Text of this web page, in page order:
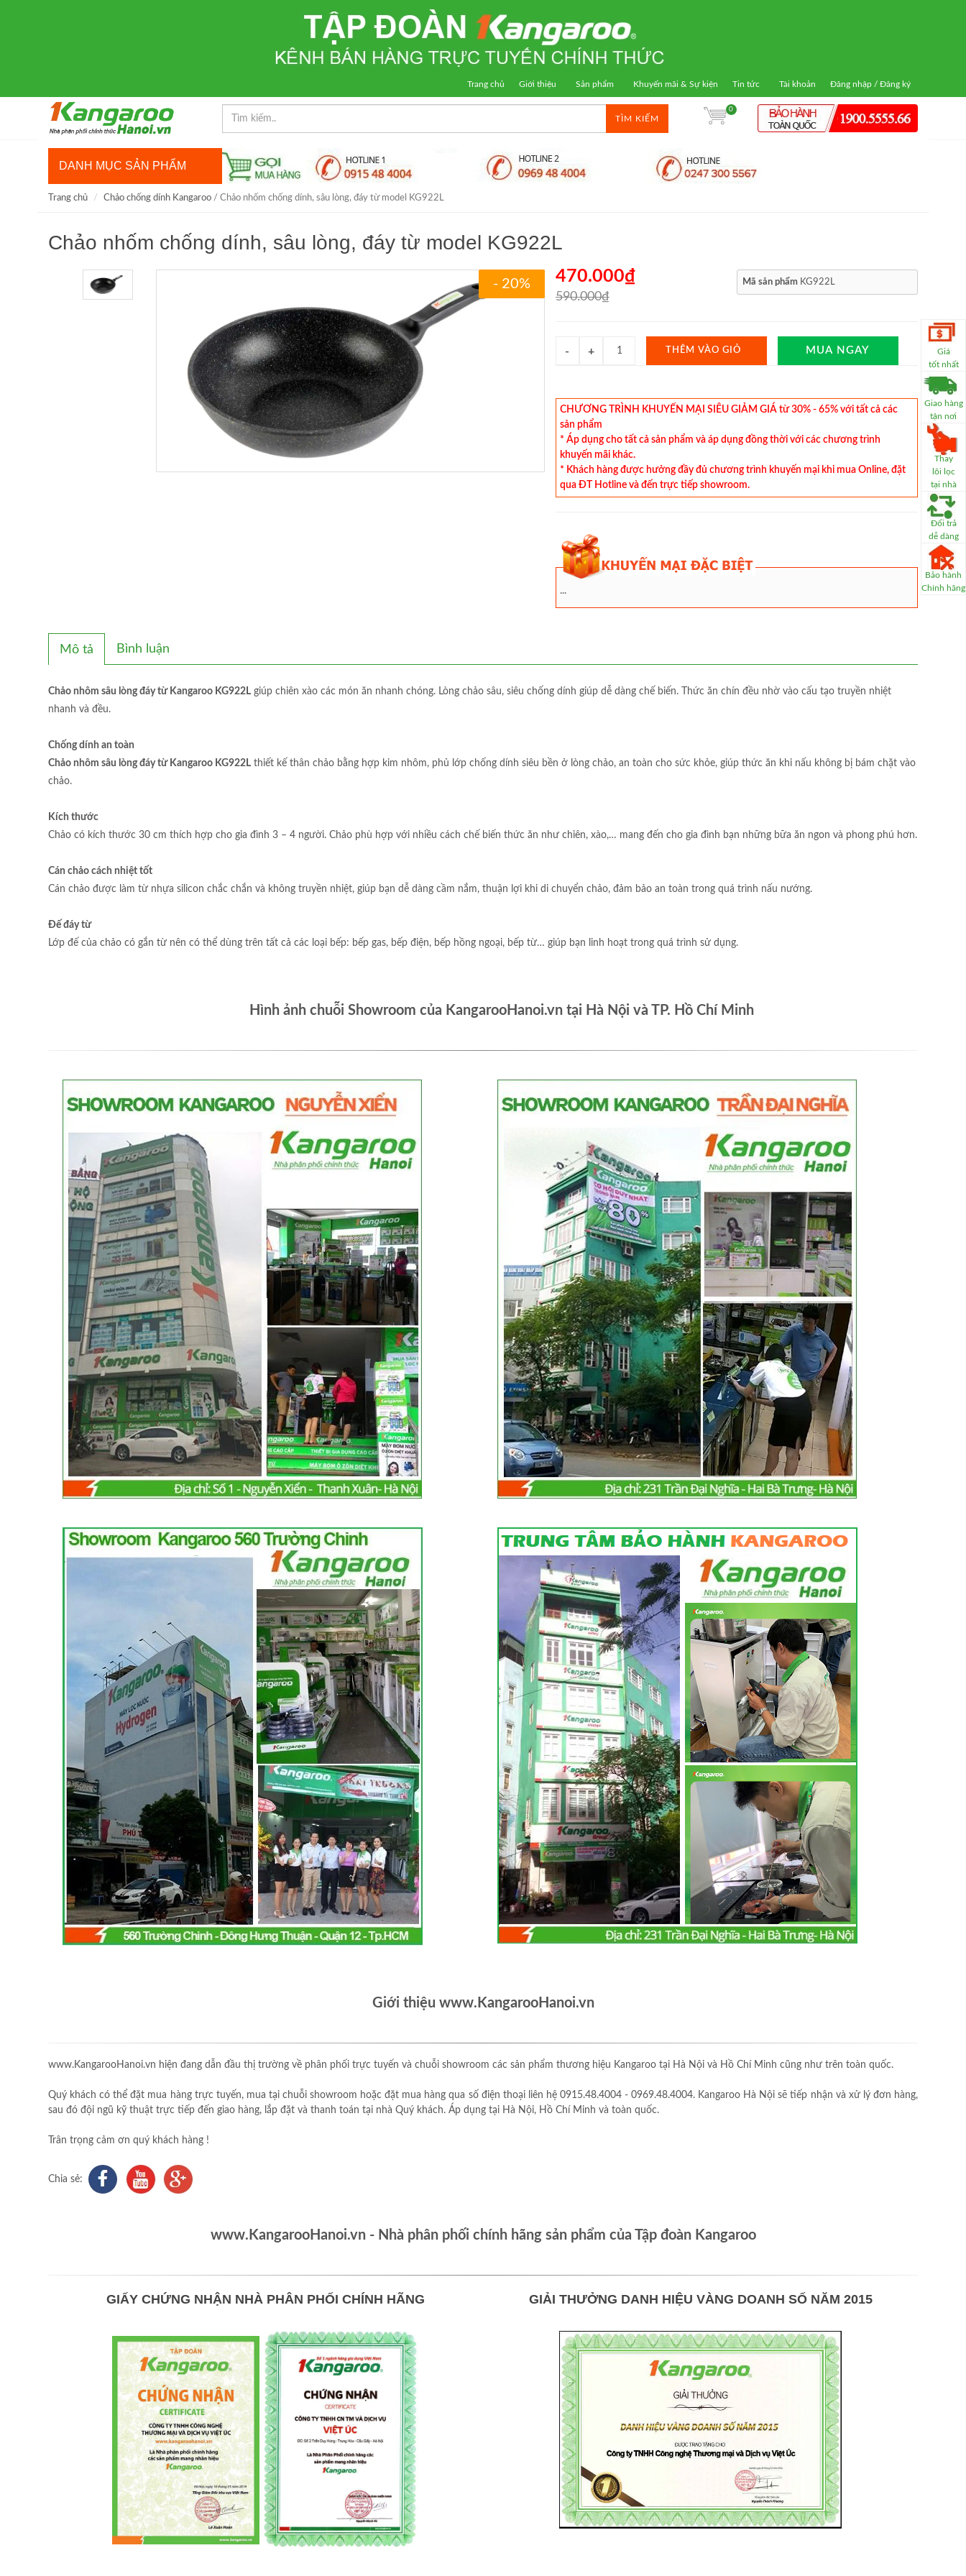
Giá
tốt nhất
Giao hàng
tận nơi
Thay
lõi lọc
tại nhà
Đổi trả
dễ dàng
Bảo hành
Chính hãng
Trang chủ Giới thiệu Sản phẩm Khuyến mãi & Sự kiện Tin tức Tài khoản Đăng nhập / Đăng ký
TÌM KIẾM
0
DANH MỤC SẢN PHẨM
Trang chủ Chảo chống dính Kangaroo / Chảo nhốm chống dính, sâu lòng, đáy từ model KG922L
Chảo nhốm chống dính, sâu lòng, đáy từ model KG922L
- 20% 470.000₫
590.000₫
Mã sản phẩm KG922L
THÊM VÀO GIỎ MUA NGAY
CHƯƠNG TRÌNH KHUYẾN MẠI SIÊU GIẢM GIÁ từ 30% - 65% với tất cả các
sản phẩm
* Áp dụng cho tất cả sản phẩm và áp dụng đồng thời với các chương trình
khuyến mãi khác.
* Khách hàng được hưởng đầy đủ chương trình khuyến mại khi mua Online, đặt
qua ĐT Hotline và đến trực tiếp showroom.
...
Mô tả Bình luận
Chảo nhôm sâu lòng đáy từ Kangaroo KG922L giúp chiên xào các món ăn nhanh chóng. Lòng chảo sâu, siêu chống dính giúp dễ dàng chế biến. Thức ăn chín đều nhờ vào cấu tạo truyền nhiệt
nhanh và đều.
Chống dính an toàn
Chảo nhôm sâu lòng đáy từ Kangaroo KG922L thiết kế thân chảo bằng hợp kim nhôm, phủ lớp chống dính siêu bền ở lòng chảo, an toàn cho sức khỏe, giúp thức ăn khi nấu không bị bám chặt vào
chảo.
Kích thước
Chảo có kích thước 30 cm thích hợp cho gia đình 3 – 4 người. Chảo phù hợp với nhiều cách chế biến thức ăn như chiên, xào,… mang đến cho gia đình bạn những bữa ăn ngon và phong phú hơn.
Cán chảo cách nhiệt tốt
Cán chảo được làm từ nhựa silicon chắc chắn và không truyền nhiệt, giúp bạn dễ dàng cầm nắm, thuận lợi khi di chuyển chảo, đảm bảo an toàn trong quá trình nấu nướng.
Đế đáy từ
Lớp đế của chảo có gắn từ nên có thể dùng trên tất cả các loại bếp: bếp gas, bếp điện, bếp hồng ngoại, bếp từ… giúp bạn linh hoạt trong quá trình sử dụng.
Hình ảnh chuỗi Showroom của KangarooHanoi.vn tại Hà Nội và TP. Hồ Chí Minh
Giới thiệu www.KangarooHanoi.vn
www.KangarooHanoi.vn hiện đang dẫn đầu thị trường về phân phối trực tuyến và chuỗi showroom các sản phẩm thương hiệu Kangaroo tại Hà Nội và Hồ Chí Minh cũng như trên toàn quốc.
Quý khách có thể đặt mua hàng trực tuyến, mua tại chuỗi showroom hoặc đặt mua hàng qua số điện thoại liên hệ 0915.48.4004 - 0969.48.4004. Kangaroo Hà Nội sẽ tiếp nhận và xử lý đơn hàng,
sau đó đội ngũ kỹ thuật trực tiếp đến giao hàng, lắp đặt và thanh toán tại nhà Quý khách. Áp dụng tại Hà Nội, Hồ Chí Minh và toàn quốc.
Trân trọng cảm ơn quý khách hàng !
Chia sẻ:
www.KangarooHanoi.vn - Nhà phân phối chính hãng sản phẩm của Tập đoàn Kangaroo
GIẤY CHỨNG NHẬN NHÀ PHÂN PHỐI CHÍNH HÃNG GIẢI THƯỞNG DANH HIỆU VÀNG DOANH SỐ NĂM 2015